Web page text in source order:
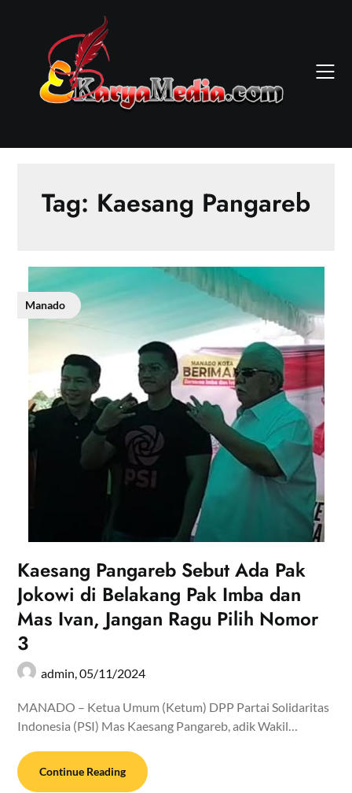
Tag: Kaesang Pangareb
Manado
Kaesang Pangareb Sebut Ada Pak
Jokowi di Belakang Pak Imba dan
Mas Ivan, Jangan Ragu Pilih Nomor
3
admin,05/11/2024
MANADO – Ketua Umum (Ketum) DPP Partai Solidaritas
Indonesia (PSI) Mas Kaesang Pangareb, adik Wakil…
Continue Reading